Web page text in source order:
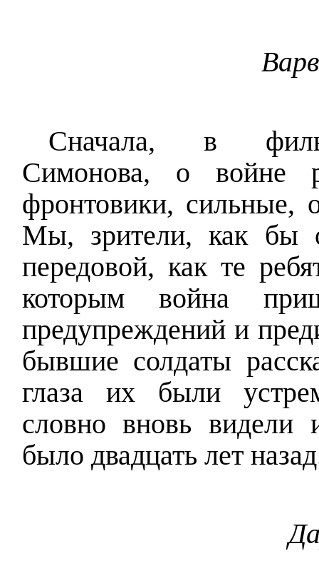
Сначала, в
Симонова, о войне
фронтовики, сильные,
Мы, зрители, как бы
передовой, как те
которым война
предупреждений и
бывшие солдаты
глаза их были
словно вновь
было двадцать лет